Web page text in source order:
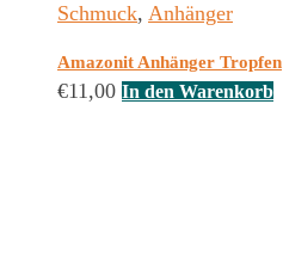
Schmuck, Anhänger
Amazonit Anhänger Tropfen
€11,00 In den Warenkorb